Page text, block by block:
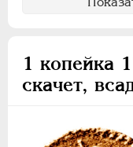
1 копейка
скачет,